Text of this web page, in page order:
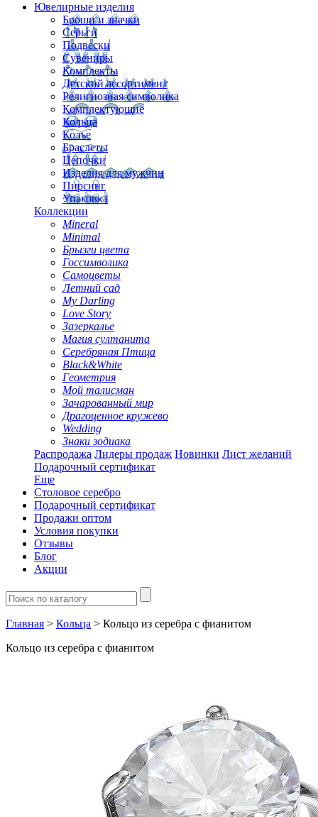
Ювелирные изделия
Броши и значки
Серьги
Подвески
Сувениры
Комплекты
Детский ассортимент
Религиозная символика
Комплектующие
Кольца
Колье
Браслеты
Цепочки
Изделия для мужчин
Пирсинг
Упаковка
Коллекции
Mineral
Minimal
Брызги цвета
Госсимволика
Самоцветы
Летний сад
My Darling
Love Story
Зазеркалье
Магия султанита
Серебряная Птица
Black&White
Геометрия
Мой талисман
Зачарованный мир
Драгоценное кружево
Wedding
Знаки зодиака
Распродажа Лидеры продаж Новинки Лист желаний
Подарочный сертификат
Еще
Столовое серебро
Подарочный сертификат
Продажи оптом
Условия покупки
Отзывы
Блог
Акции
Главная > Кольца > Кольцо из серебра с фианитом
Кольцо из серебра с фианитом